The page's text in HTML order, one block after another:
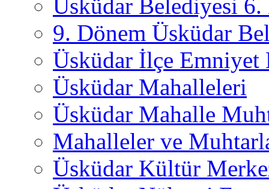
Üsküdar Belediyesi 6.
9. Dönem Üsküdar
Üsküdar İlçe
Üsküdar Mahalleleri
Üsküdar Mahalle
Mahalleler ve
Üsküdar Kültür